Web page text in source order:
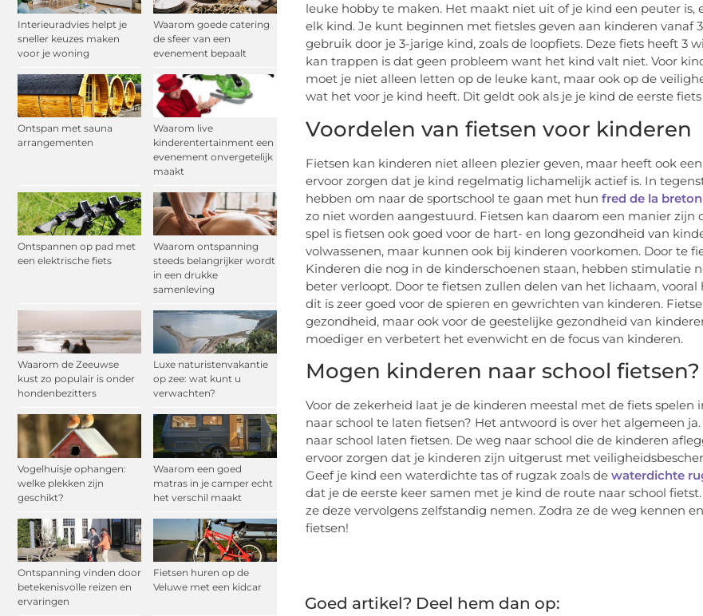
Interieuradvies helpt je
sneller keuzes maken
voor je woning
Waarom goede catering
de sfeer van een
evenement bepaalt
Ontspan met sauna
arrangementen
Waarom live
kinderentertainment een
evenement onvergetelijk
maakt
Ontspannen op pad met
een elektrische fiets
Waarom ontspanning
steeds belangrijker wordt
in een drukke
samenleving
Waarom de Zeeuwse
kust zo populair is onder
hondenbezitters
Luxe naturistenvakantie
op zee: wat kunt u
verwachten?
Vogelhuisje ophangen:
welke plekken zijn
geschikt?
Waarom een goed
matras in je camper echt
het verschil maakt
Ontspanning vinden door
betekenisvolle reizen en
ervaringen
Fietsen huren op de
Veluwe met een kidcar
leuke hobby te maken. Het maakt niet uit of je kind een peuter is,
elk kind. Je kunt beginnen met fietsles geven aan kinderen vanaf
gebruik door je 3-jarige kind, zoals de loopfiets. Deze fiets heeft 3
kan trappen is dat geen probleem want het kind valt niet. Voor
moet je niet alleen letten op de leuke kant, maar ook op de
wat het voor je kind heeft. Dit geldt ook als je je kind de eerste
Voordelen van fietsen voor kinderen
Fietsen kan kinderen niet alleen plezier geven, maar heeft ook
ervoor zorgen dat je kind regelmatig lichamelijk actief is. In
hebben om naar de sportschool te gaan met hun fred de la
zo niet worden aangestuurd. Fietsen kan daarom een ​​manier
spel is fietsen ook goed voor de hart- en long gezondheid van
volwassenen, maar kunnen ook bij kinderen voorkomen. Door te
Kinderen die nog in de kinderschoenen staan, hebben stimulatie
beter verloopt. Door te fietsen zullen delen van het lichaam,
dit is zeer goed voor de spieren en gewrichten van kinderen.
gezondheid, maar ook voor de geestelijke gezondheid van
moediger en verbetert het evenwicht en de focus van kinderen.
Mogen kinderen naar school fietsen?
Voor de zekerheid laat je de kinderen meestal met de fiets
naar school te laten fietsen? Het antwoord is over het algemeen
naar school laten fietsen. De weg naar school die de kinderen
ervoor zorgen dat je kinderen zijn uitgerust met
Geef je kind een waterdichte tas of rugzak zoals de waterdichte
dat je de eerste keer samen met je kind de route naar school
ze deze vervolgens zelfstandig nemen. Zodra ze de weg kennen
fietsen!
Goed artikel? Deel hem dan op: